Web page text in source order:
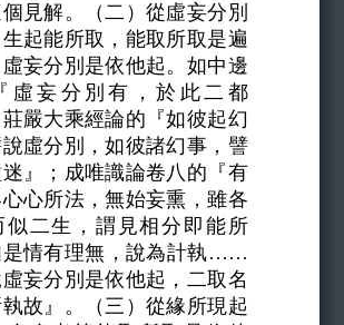
見解。（二）從虛妄分別
起能所取，能取所取是遍
妄分別是依他起。如中邊
虛妄分別有，於此二都
嚴大乘經論的『如彼起幻
虛分別，如彼諸幻事，譬
』；成唯識論卷八的『有
心所法，無始妄熏，雖各
似二生，謂見相分即能所
是情有理無，說為計執……
妄分別是依他起，二取名
故』。（三）從緣所現起